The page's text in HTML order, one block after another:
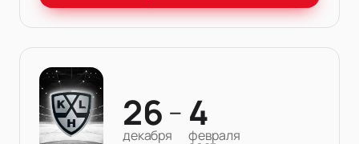
26
декабря
— 4
февраля